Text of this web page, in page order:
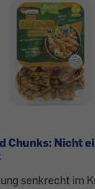
Chunks: Nicht
senkrecht im